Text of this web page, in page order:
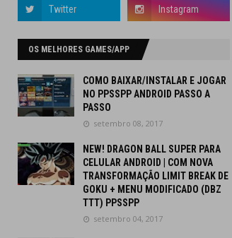
OS MELHORES GAMES/APP
COMO BAIXAR/INSTALAR E JOGAR
NO PPSSPP ANDROID PASSO A
PASSO
setembro 08, 2017
NEW! DRAGON BALL SUPER PARA
CELULAR ANDROID | COM NOVA
TRANSFORMAÇÃO LIMIT BREAK DE
GOKU + MENU MODIFICADO (DBZ
TTT) PPSSPP
setembro 04, 2017